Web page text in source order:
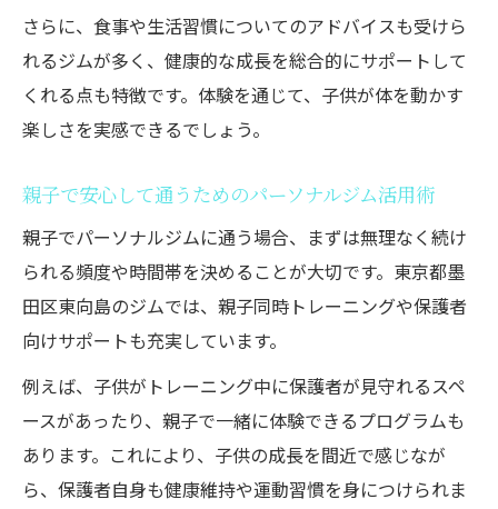
さらに、食事や生活習慣についてのアドバイスも受けら
れるジムが多く、健康的な成長を総合的にサポートして
くれる点も特徴です。体験を通じて、子供が体を動かす
楽しさを実感できるでしょう。
親子で安心して通うためのパーソナルジム活用術
親子でパーソナルジムに通う場合、まずは無理なく続け
られる頻度や時間帯を決めることが大切です。東京都墨
田区東向島のジムでは、親子同時トレーニングや保護者
向けサポートも充実しています。
例えば、子供がトレーニング中に保護者が見守れるスペ
ースがあったり、親子で一緒に体験できるプログラムも
あります。これにより、子供の成長を間近で感じなが
ら、保護者自身も健康維持や運動習慣を身につけられま